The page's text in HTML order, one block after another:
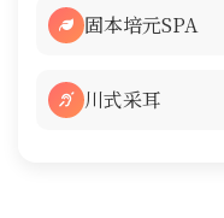
固本培元SPA
川式采耳